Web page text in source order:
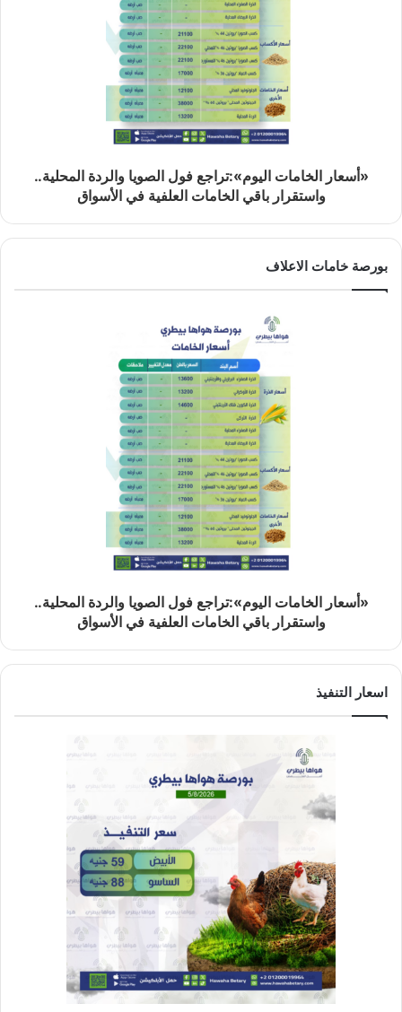
«أسعار الخامات اليوم»:تراجع فول الصويا والردة المحلية..
واستقرار باقي الخامات العلفية في الأسواق
بورصة خامات الاعلاف
«أسعار الخامات اليوم»:تراجع فول الصويا والردة المحلية..
واستقرار باقي الخامات العلفية في الأسواق
اسعار التنفيذ